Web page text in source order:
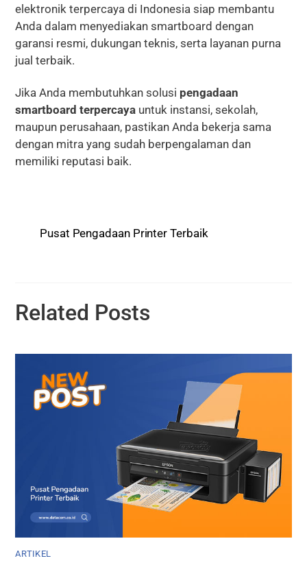
elektronik terpercaya di Indonesia siap membantu
Anda dalam menyediakan smartboard dengan
garansi resmi, dukungan teknis, serta layanan purna
jual terbaik.
Jika Anda membutuhkan solusi pengadaan
smartboard terpercaya untuk instansi, sekolah,
maupun perusahaan, pastikan Anda bekerja sama
dengan mitra yang sudah berpengalaman dan
memiliki reputasi baik.
Pusat Pengadaan Printer Terbaik
Related Posts
ARTIKEL